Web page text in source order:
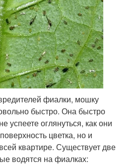
фиалки, мошку
быстро. Она быстро
успеете оглянуться, как они
цветка, но и
квартире. Существует две
водятся на фиалках: